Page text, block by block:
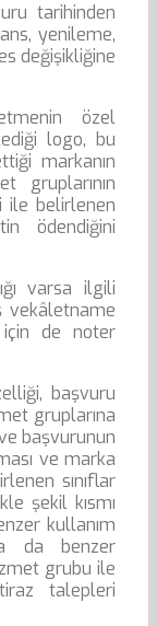
tarihinden
yenileme,
değişikliğine
özel
logo, bu
markanın
ile belirlenen
ödendiğini
varsa ilgili
vekâletname
de noter
başvuru
gruplarına
başvurunun
ve marka
sınıflar
şekil kısmı
kullanım
da benzer
grubu ile
talepleri